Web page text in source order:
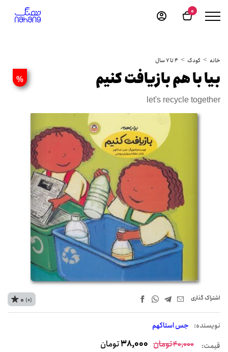
0
خانه کودک 4 تا 7 سال
% بیا با هم بازیافت کنیم
let's recycle together
اشتراک‌ گذاری
نويسنده: جس استاکهم
0 (0)
قیمت: 40,000تومان 38,000تومان